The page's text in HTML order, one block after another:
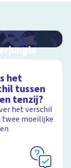
klanken
Schoolplaat
het
tussen
tenzij?
het verschil
twee moeilijke